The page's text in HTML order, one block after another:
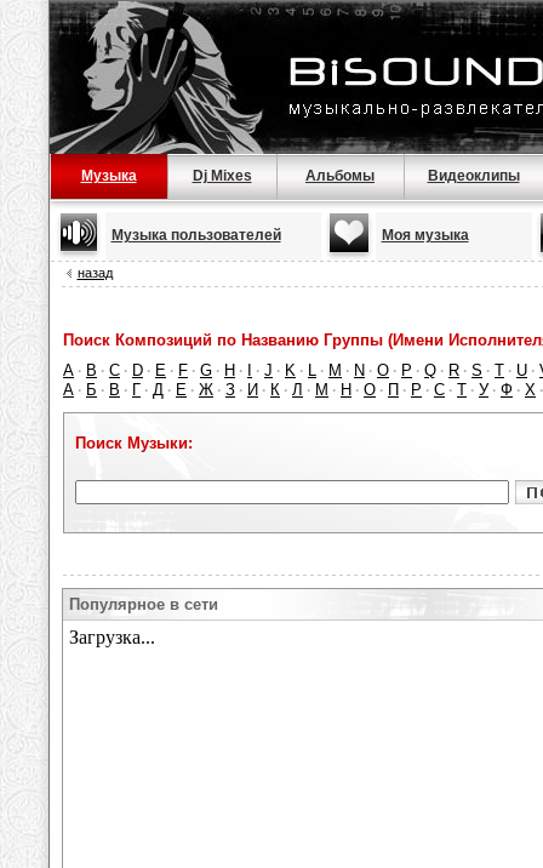
Музыка Dj Mixes Альбомы Видеоклипы
Музыка пользователей Моя музыка
назад
Поиск Композиций по Названию Группы (Имени
A · B · C · D · E · F · G · H · · J · K · L · M · N · O · P · Q · R · S · T · U ·
А · Б · В · Г · Д · Е · Ж · З · И · К · Л · М · Н · О · П · Р · С · Т · У · Ф · Х
Поиск Музыки:
Популярное в сети